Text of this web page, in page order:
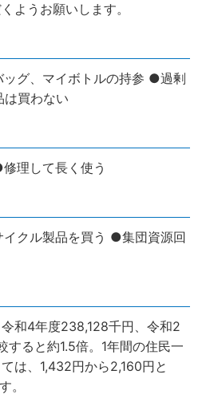
ようお願いします。
グ、マイボトルの持参 ●過剰
買わない
理して長く使う
クル製品を買う ●集団資源回
和4年度238,128千円、令和2
すると約1.5倍。1年間の住民一
は、1,432円から2,160円と
。